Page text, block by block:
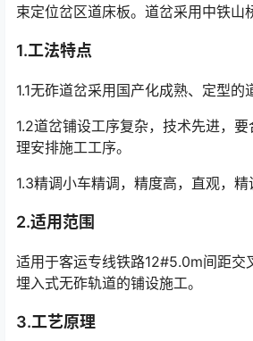
束定位岔区道床板。道岔采用中铁山
1.工法特点
1.1无砟道岔采用国产化成熟、定型的
1.2道岔铺设工序复杂，技术先进，
理安排施工工序。
1.3精调小车精调，精度高，直观，精
2.适用范围
适用于客运专线铁路12#5.0m间距交
埋入式无砟轨道的铺设施工。
3.工艺原理